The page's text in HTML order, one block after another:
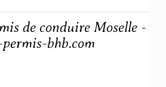
de conduire Moselle -
bhb.com